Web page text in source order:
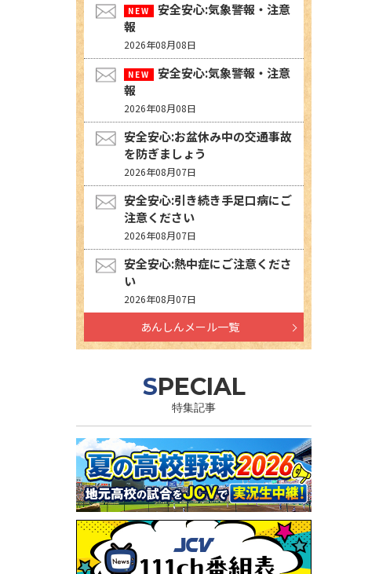
安全安心:気象警報・注意
報
2026年08月08日
安全安心:気象警報・注意
報
2026年08月08日
安全安心:お盆休み中の交通事故
を防ぎましょう
2026年08月07日
安全安心:引き続き手足口病にご
注意ください
2026年08月07日
安全安心:熱中症にご注意くださ
い
2026年08月07日
あんしんメール一覧
SPECIAL
特集記事